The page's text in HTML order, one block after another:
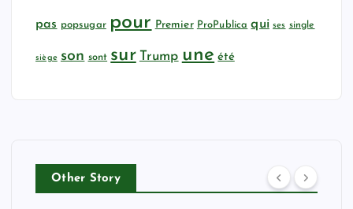
pas popsugar pour Premier ProPublica qui ses single
siège son sont sur Trump une été
Other Story